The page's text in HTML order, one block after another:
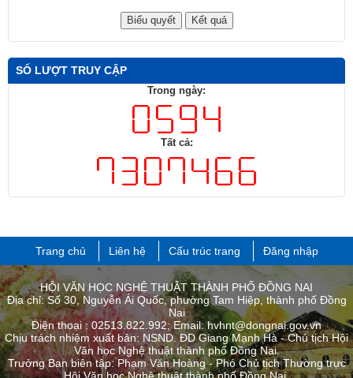
SỐ LƯỢT TRUY CẬP
Trong ngày:
Tất cả:
Trang chủ Liên hệ Cấu trúc trang Đăng nhập
HỘI VĂN HỌC NGHỆ THUẬT THÀNH PHỐ ĐỒNG NAI
Địa chỉ: Số 30, Nguyễn Ái Quốc, phường Tam Hiệp, thành phố Đồng
Nai
Điện thoại : 02513.822.992; Email: hvhnt@dongnai.gov.vn
Chịu trách nhiệm xuất bản: NSND. ĐD Giang Mạnh Hà - Chủ tịch Hội
Văn học Nghệ thuật thành phố Đồng Nai.
Trưởng Ban biên tập: Phạm Văn Hoàng - Phó Chủ tịch Thường trực